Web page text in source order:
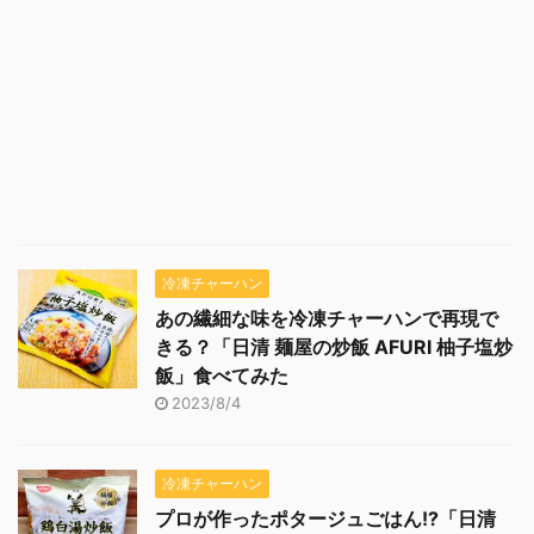
冷凍チャーハン
あの繊細な味を冷凍チャーハンで再現で
きる？「日清 麺屋の炒飯 AFURI 柚子塩炒
飯」食べてみた
2023/8/4
冷凍チャーハン
プロが作ったポタージュごはん!?「日清